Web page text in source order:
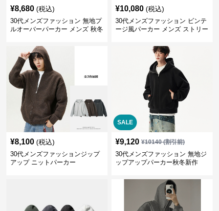
¥8,680 (税込)
30代メンズファッション 無地プ
ルオーバーパーカー メンズ 秋冬
¥10,080 (税込)
30代メンズファッション ビンテ
ージ風パーカー メンズ ストリー
¥8,100 (税込)
30代メンズファッションジップ
アップ ニットパーカー
SALE
¥9,120 ¥10140(割引前)
30代メンズファッション 無地ジ
ップアップパーカー秋冬新作